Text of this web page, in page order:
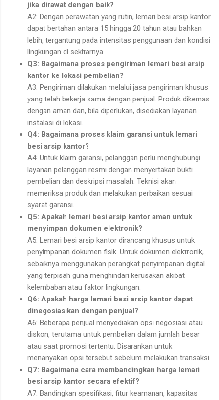
jika dirawat dengan baik?
A2: Dengan perawatan yang rutin, lemari besi arsip kantor
dapat bertahan antara 15 hingga 20 tahun atau bahkan
lebih, tergantung pada intensitas penggunaan dan kondisi
lingkungan di sekitarnya.
Q3: Bagaimana proses pengiriman lemari besi arsip
kantor ke lokasi pembelian?
A3: Pengiriman dilakukan melalui jasa pengiriman khusus
yang telah bekerja sama dengan penjual. Produk dikemas
dengan aman dan, bila diperlukan, disediakan layanan
instalasi di lokasi.
Q4: Bagaimana proses klaim garansi untuk lemari
besi arsip kantor?
A4: Untuk klaim garansi, pelanggan perlu menghubungi
layanan pelanggan resmi dengan menyertakan bukti
pembelian dan deskripsi masalah. Teknisi akan
memeriksa produk dan melakukan perbaikan sesuai
syarat garansi.
Q5: Apakah lemari besi arsip kantor aman untuk
menyimpan dokumen elektronik?
A5: Lemari besi arsip kantor dirancang khusus untuk
penyimpanan dokumen fisik. Untuk dokumen elektronik,
sebaiknya menggunakan perangkat penyimpanan digital
yang terpisah guna menghindari kerusakan akibat
kelembaban atau faktor lingkungan.
Q6: Apakah harga lemari besi arsip kantor dapat
dinegosiasikan dengan penjual?
A6: Beberapa penjual menyediakan opsi negosiasi atau
diskon, terutama untuk pembelian dalam jumlah besar
atau saat promosi tertentu. Disarankan untuk
menanyakan opsi tersebut sebelum melakukan transaksi.
Q7: Bagaimana cara membandingkan harga lemari
besi arsip kantor secara efektif?
A7: Bandingkan spesifikasi, fitur keamanan, kapasitas